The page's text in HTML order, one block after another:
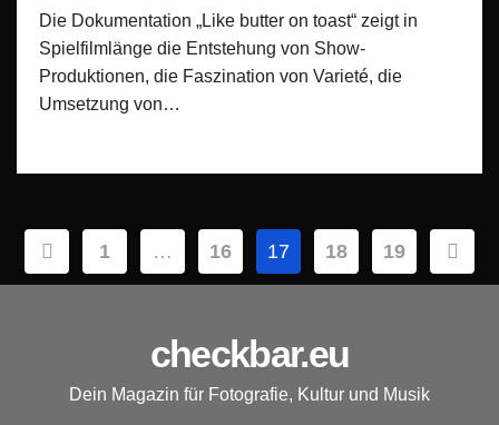
Die Dokumentation „Like butter on toast“ zeigt in
Spielfilmlänge die Entstehung von Show-
Produktionen, die Faszination von Varieté, die
Umsetzung von…
Seitennummerierung
der
1 … 16 17 18 19
checkbar.eu
Dein Magazin für Fotografie, Kultur und Musik